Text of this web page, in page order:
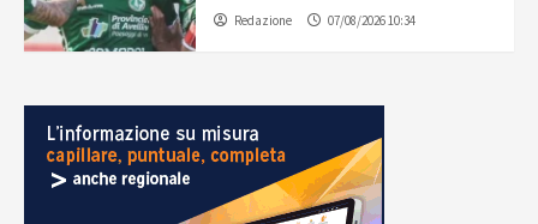
Redazione 07/08/2026 10:34